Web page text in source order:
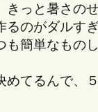
きっと暑さの
るのがダルす
も簡単なもの
めてるんで、